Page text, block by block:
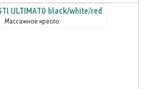
ULTIMATO black/white/red
Массажное кресло